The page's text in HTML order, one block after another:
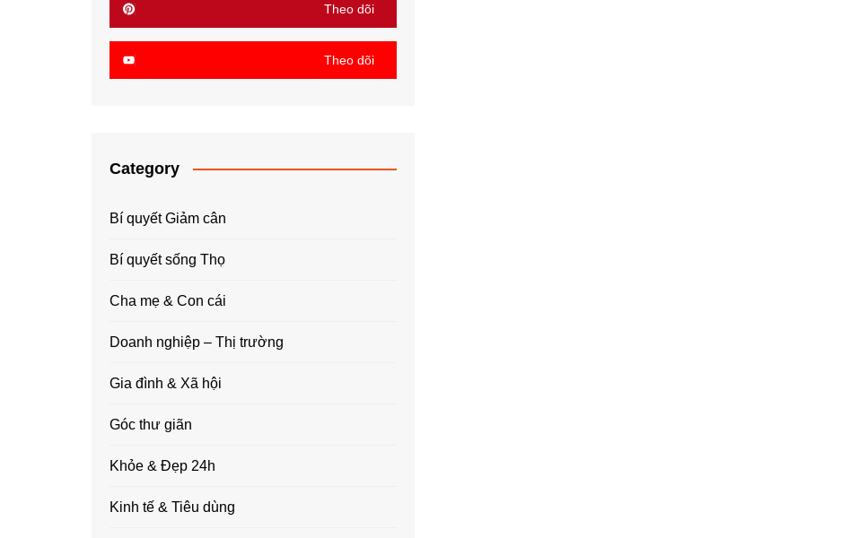
Theo dõi
Theo dõi
Category
Bí quyết Giảm cân
Bí quyết sống Thọ
Cha mẹ & Con cái
Doanh nghiệp – Thị trường
Gia đình & Xã hội
Góc thư giãn
Khỏe & Đẹp 24h
Kinh tế & Tiêu dùng